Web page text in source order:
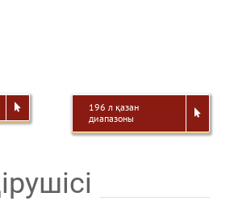
196 л қазан
диапазоны